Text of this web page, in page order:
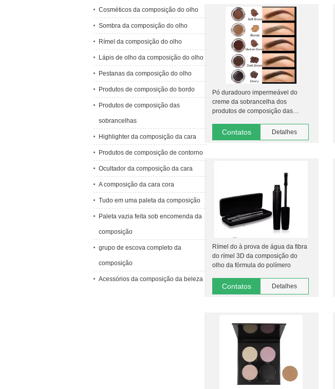
Cosméticos da composição do olho
Sombra da composição do olho
Rímel da composição do olho
Lápis de olho da composição do olho
Pestanas da composição do olho
Produtos de composição do bordo
Produtos de composição das
sobrancelhas
Highlighter da composição da cara
Produtos de composição de contorno
Ocultador da composição da cara
A composição da cara cora
Tudo em uma paleta da composição
Paleta vazia feita sob encomenda da
composição
grupo de escova completo da
composição
Acessórios da composição da beleza
Pó duradouro impermeável do
creme da sobrancelha dos
produtos de composição das
Contatos Detalhes
Rímel do à prova de água da fibra
do rímel 3D da composição do
olho da fórmula do polímero
Contatos Detalhes